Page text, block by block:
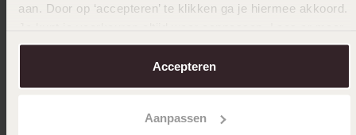
aan. Door op ‘accepteren’ te klikken ga je hiermee akkoord.
over in onscookiebeleid.
Accepteren
Aanpassen